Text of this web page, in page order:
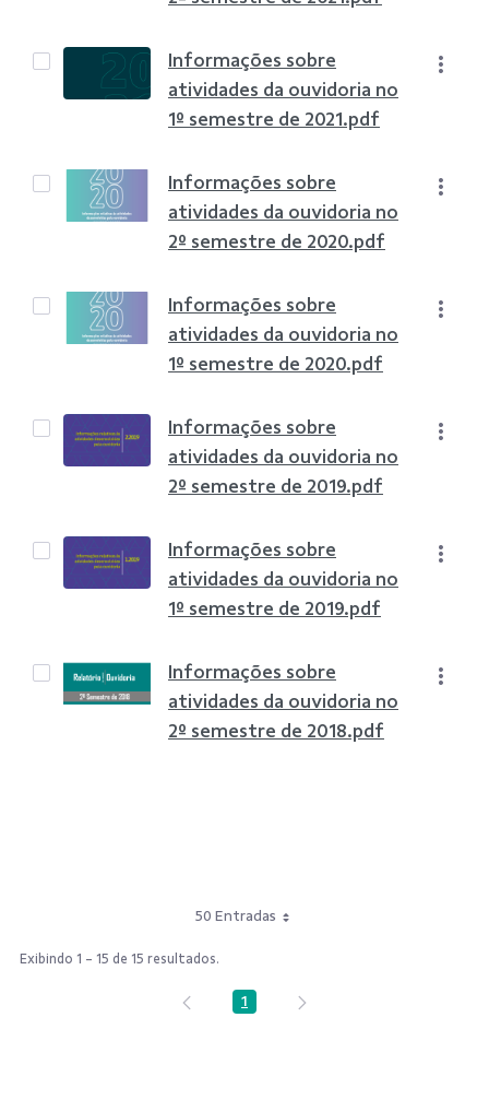
Informações sobre
atividades da ouvidoria no
1º semestre de 2021.pdf
Informações sobre
atividades da ouvidoria no
2º semestre de 2020.pdf
Informações sobre
atividades da ouvidoria no
1º semestre de 2020.pdf
Informações sobre
atividades da ouvidoria no
2º semestre de 2019.pdf
Informações sobre
atividades da ouvidoria no
1º semestre de 2019.pdf
Informações sobre
atividades da ouvidoria no
2º semestre de 2018.pdf
50 Entradas
Exibindo 1 - 15 de 15 resultados.
Página
1